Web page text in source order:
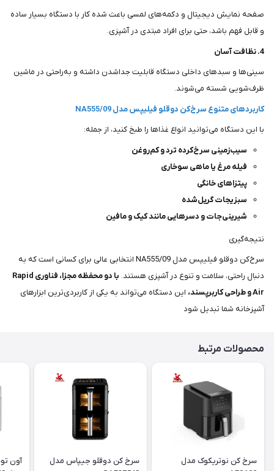
صفحه نمایش دیجیتال و دکمه‌های لمسی باعث شده کار با دستگاه بسیار ساده
و قابل فهم باشد، حتی برای افراد مبتدی در آشپزی.
4. نظافت آسان
سینی‌ها و سبدهای داخلی دستگاه قابلیت جداشدن داشته و به‌راحتی در ماشین
ظرف‌شویی شسته می‌شوند.
کاربردهای متنوع سرخ‌کن دوقلو فیلیپس مدل NA555/09
با این دستگاه می‌توانید انواع غذاها را طبخ کنید، از جمله:
سیب‌زمینی سرخ‌کرده ترد و کم‌روغن
فیله مرغ یا ماهی سوخاری
پیتزاهای خانگی
سبزیجات گریل‌شده
شیرینی‌جات و دسرهایی مانند کیک و مافین
نتیجه‌گیری
سرخ‌کن دوقلو فیلیپس مدل NA555/09 انتخابی عالی برای کسانی است که به
دنبال راحتی، سلامت و تنوع در آشپزی هستند.
با دو محفظه مجزا، فناوری Rapid
Air و طراحی کاربرپسند،
این دستگاه می‌تواند به یکی از کاربردی‌ترین ابزارهای
آشپزخانه شما تبدیل شود
محصولات مرتبط
سرخ کن نوتریکوک مدل
سرخ کن دوقلو جیپاس مدل
آون